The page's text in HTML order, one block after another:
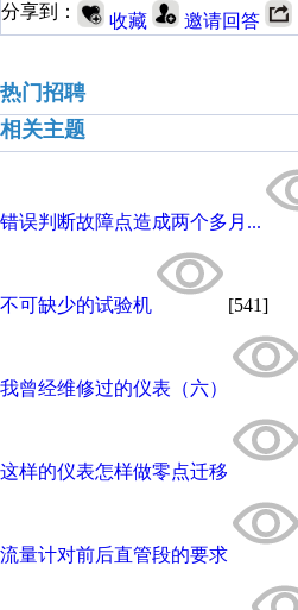
分享到： 收藏 邀请回答
热门招聘
相关主题
错误判断故障点造成两个多月...
不可缺少的试验机 [541]
我曾经维修过的仪表（六）
这样的仪表怎样做零点迁移
流量计对前后直管段的要求